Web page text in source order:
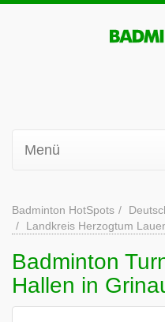
Menü
Badminton HotSpots
Landkreis Herzogtum
Badminton
Hallen in